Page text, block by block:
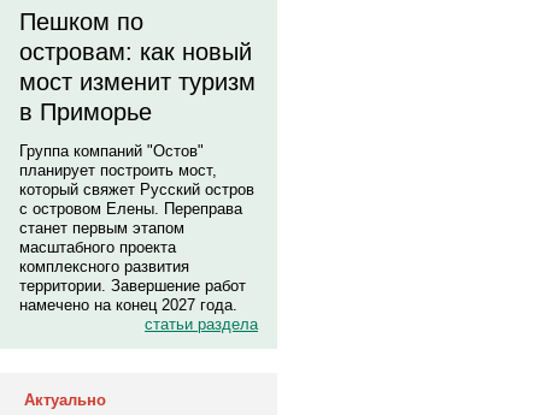
Пешком по
островам: как новый
мост изменит туризм
в Приморье
Группа компаний "Остов"
планирует построить мост,
который свяжет Русский остров
с островом Елены. Переправа
станет первым этапом
масштабного проекта
комплексного развития
территории. Завершение работ
намечено на конец 2027 года.
статьи раздела
Актуально